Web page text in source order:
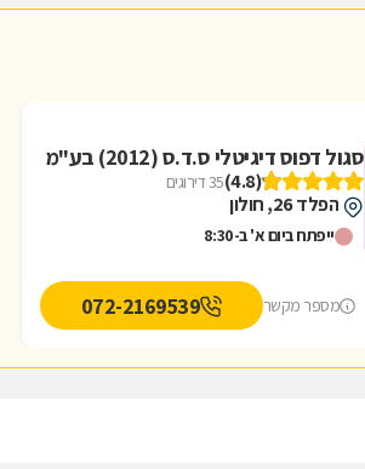
סגול דפוס דיגיטלי ס.ד.ס (2012) בע"מ
(4.8) 35 דירוגים
הפלד 26, חולון
ייפתח ביום א' ב-8:30
מספר מקשר 072-2169539